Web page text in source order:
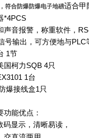
符合防爆防爆电子地磅适合甲
*4PCS
声音报警，称重软件，
号输出，可方便地与PLC
1节
国柯力SQB 4只
1台
防爆接线盒1只
功能优点：
码显示，清晰易读，